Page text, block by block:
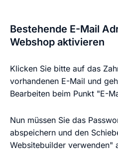
Bestehende E-Mail
Webshop aktivieren
Klicken Sie bitte auf das
vorhandenen E-Mail und
Bearbeiten beim Punkt "E-
Nun müssen Sie das
abspeichern und den
Websitebuilder verwenden"